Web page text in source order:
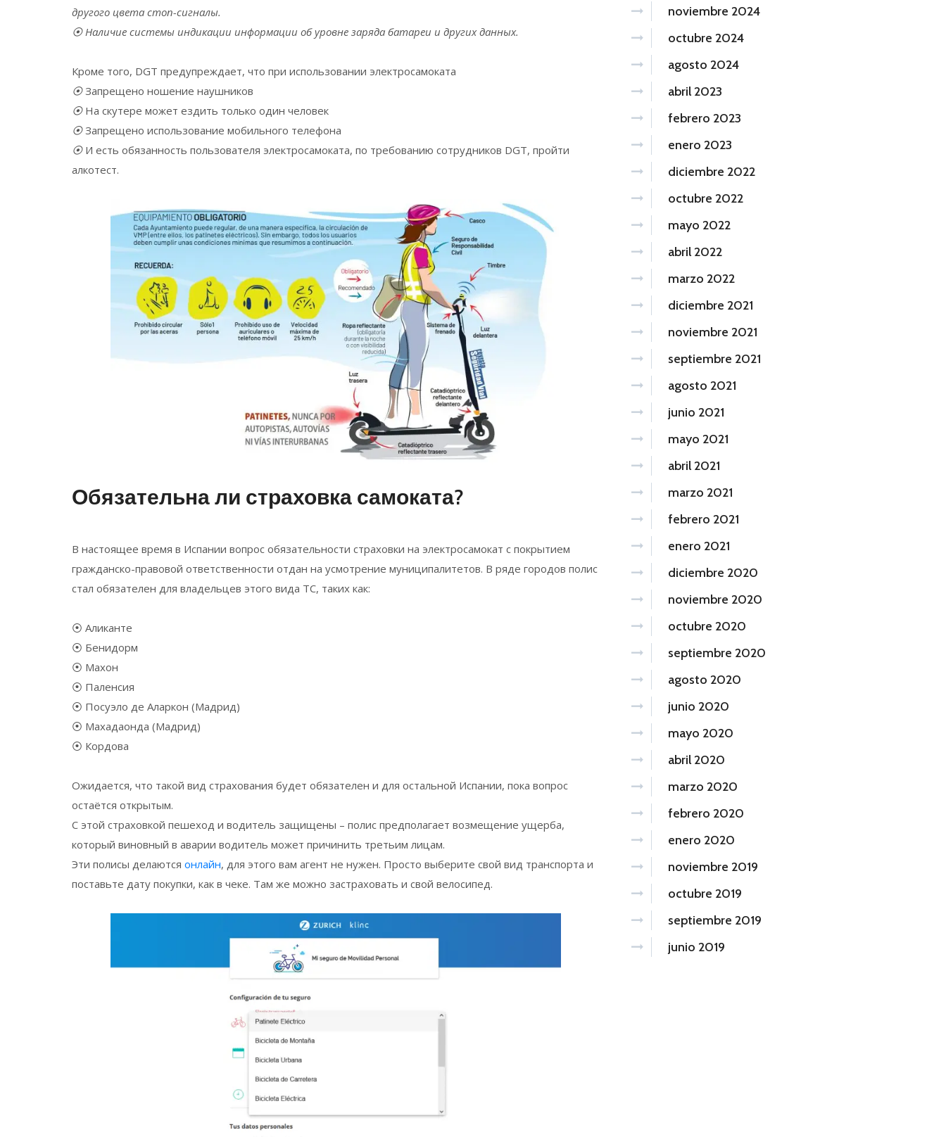
другого цвета стоп-сигналы.
⦿Наличие системы индикации информации об уровне заряда батареи и других данных.
Кроме того, DGT предупреждает, что при использовании электросамоката
⦿Запрещено ношение наушников
⦿На скутере может ездить только один человек
⦿Запрещено использование мобильного телефона
⦿И есть обязанность пользователя электросамоката, по требованию сотрудников DGT, пройти
алкотест.
Обязательна ли страховка самоката?
В настоящее время в Испании вопрос обязательности страховки на электросамокат с покрытием
гражданско-правовой ответственности отдан на усмотрение муниципалитетов. В ряде городов полис
стал обязателен для владельцев этого вида ТС, таких как:
⦿ Аликанте
⦿ Бенидорм
⦿ Махон
⦿ Паленсия
⦿ Посуэло де Аларкон (Мадрид)
⦿ Махадаонда (Мадрид)
⦿ Кордова
Ожидается, что такой вид страхования будет обязателен и для остальной Испании, пока вопрос
остаётся открытым.
С этой страховкой пешеход и водитель защищены – полис предполагает возмещение ущерба,
который виновный в аварии водитель может причинить третьим лицам.
Эти полисы делаются онлайн, для этого вам агент не нужен. Просто выберите свой вид транспорта и
поставьте дату покупки, как в чеке. Там же можно застраховать и свой велосипед.
noviembre 2024
octubre 2024
agosto 2024
abril 2023
febrero 2023
enero 2023
diciembre 2022
octubre 2022
mayo 2022
abril 2022
marzo 2022
diciembre 2021
noviembre 2021
septiembre 2021
agosto 2021
junio 2021
mayo 2021
abril 2021
marzo 2021
febrero 2021
enero 2021
diciembre 2020
noviembre 2020
octubre 2020
septiembre 2020
agosto 2020
junio 2020
mayo 2020
abril 2020
marzo 2020
febrero 2020
enero 2020
noviembre 2019
octubre 2019
septiembre 2019
junio 2019